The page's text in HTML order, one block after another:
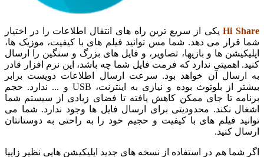
Hi Shareیکی از سریع ترین راه های انتقال اطلاعات را در اختیار
شما قرار می دهد. شما مس توانید فیلم های با کیفیت، موزیک ها،
اپلیکیشن ها و بازیها، تصاویر، و فایل های بزرگ و سنگین را ارسال
کنید. اهمیتی ندارد که فرمت فایل شما چه باشد، این نرم افزار قادر
به ارسال آن خواهد بود. سرعت ارسال اطلاعات دویست برابر
بیشتر از بلوتوث بوده و نیازی به اینترنت، USB و ... ندارد. حجم
برنامه تا جای ممکن کاهش یافته تا فضای زیادی از سیستم شما
اشغال نکند. محدودیتی برای ارسال فایل ها وجود ندارد. شما می
توانید فیلم های با کیفیت و حجیم خود را به راحتی به دوستانتان
ارسال کنید.
اگر شما هم در استفاده از نسخه های جدید اپلیکیشن هایی نظیر زاپیا